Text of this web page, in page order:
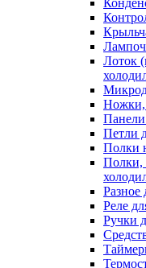
Лоток
Ножки,
Панели
Петли
Полки
Полки,
Разное
Реле
Ручки